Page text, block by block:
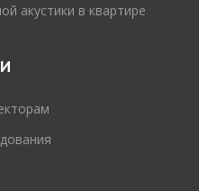
акустики в квартире